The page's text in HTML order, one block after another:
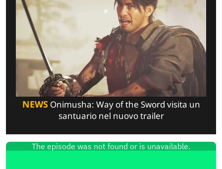
NEWSOnimusha: Way of the Sword visita un
santuario nel nuovo trailer